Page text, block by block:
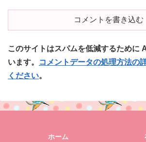
コメントを書き込む
このサイトはスパムを低減するために
います。
コメントデータの処理方法の
ください。
ホーム